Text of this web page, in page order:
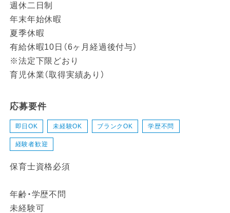
週休二日制
年末年始休暇
夏季休暇
有給休暇10日（6ヶ月経過後付与）
※法定下限どおり
育児休業（取得実績あり）
応募要件
即日OK 未経験OK ブランクOK 学歴不問
経験者歓迎
保育士資格必須
年齢・学歴不問
未経験可